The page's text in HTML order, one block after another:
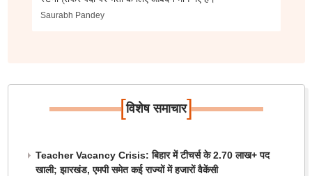
Saurabh Pandey
[विशेष समाचार]
Teacher Vacancy Crisis: बिहार में टीचर्स के 2.70 लाख+ पद
खाली; झारखंड, एमपी समेत कई राज्यों में हजारों वैकेंसी